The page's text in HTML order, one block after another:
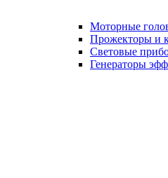
Моторные
Прожекторы и
Световые
Генераторы